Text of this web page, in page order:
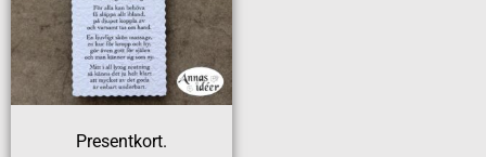
Presentkort.